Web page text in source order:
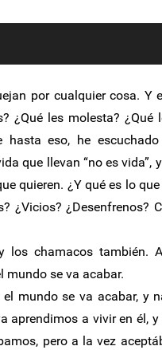
por cualquier cosa. Y
¿Qué les molesta? ¿Qué
eso, he
que llevan “no es vida”,
quieren. ¿Y qué es lo
¿Vicios? ¿Desenfrenos?
los chamacos también.
mundo se va acabar.
mundo se va acabar, y
aprendimos a vivir en él,
pero a la vez